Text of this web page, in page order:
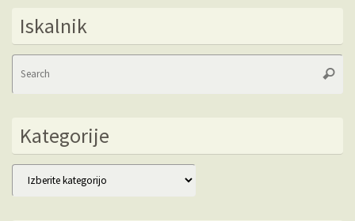
Iskalnik
Kategorije
Kategorije